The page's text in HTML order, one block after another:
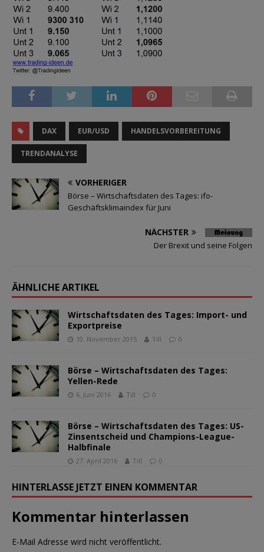
DAX EUR/USD HANDELSVORBEREITUNG
TRENDANALYSE
VORHERIGER
Börse – Wirtschaftsdaten des Tages: ifo-
Geschäftsklimaindex für Juni
NÄCHSTER
Der Brexit und seine Folgen
ÄHNLICHE ARTIKEL
Wirtschaftsdaten des Tages: Import- und
Exportpreise
10. November 2015 Till 0
Börse – Wirtschaftsdaten des Tages:
Yellen-Rede
6. Juni 2016 Till 0
Börse – Wirtschaftsdaten des Tages: US-
Zinsentscheid und Champions-League-
Halbfinale
27. April 2016 Till 0
HINTERLASSE JETZT EINEN KOMMENTAR
Kommentar hinterlassen
E-Mail Adresse wird nicht veröffentlicht.